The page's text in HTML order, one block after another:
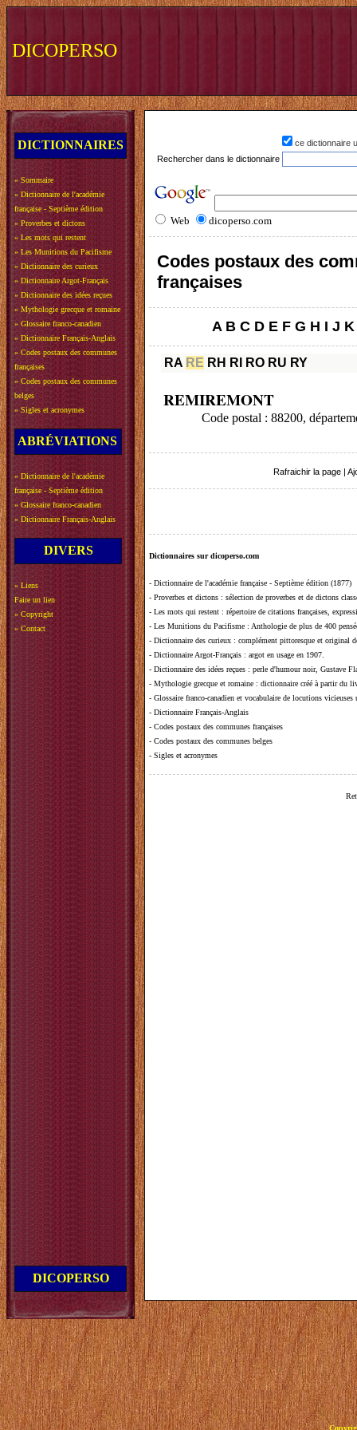
DICOPERSO
DICTIONNAIRES
» Sommaire
» Dictionnaire de l'académie
française - Septième édition
» Proverbes et dictons
» Les mots qui restent
» Les Munitions du Pacifisme
» Dictionnaire des curieux
» Dictionnaire Argot-Français
» Dictionnaire des idées reçues
» Mythologie grecque et romaine
» Glossaire franco-canadien
» Dictionnaire Français-Anglais
» Codes postaux des communes
françaises
» Codes postaux des communes
belges
» Sigles et acronymes
ABRÉVIATIONS
» Dictionnaire de l'académie
française - Septième édition
» Glossaire franco-canadien
» Dictionnaire Français-Anglais
DIVERS
» Liens
Faire un lien
» Copyright
» Contact
DICOPERSO
ce dictionnaire
Rechercher dans le dictionnaire
Web dicoperso.com
Codes postaux des
françaises
A B C D E F G H I J K
RA RE RH RI RO RU RY
REMIREMONT
Code postal : 88200,
Rafraichir la page
Dictionnaires sur dicoperso.com
- Dictionnaire de l'académie française - Septième édition (1877)
- Proverbes et dictons : sélection de proverbes et de dictons
- Les mots qui restent : répertoire de citations françaises,
- Les Munitions du Pacifisme : Anthologie de plus de 400
- Dictionnaire des curieux : complément pittoresque et original
- Dictionnaire Argot-Français : argot en usage en 1907.
- Dictionnaire des idées reçues : perle d'humour noir, Gustave
- Mythologie grecque et romaine : dictionnaire créé à partir du
- Glossaire franco-canadien et vocabulaire de locutions vicieuses
- Dictionnaire Français-Anglais
- Codes postaux des communes françaises
- Codes postaux des communes belges
- Sigles et acronymes